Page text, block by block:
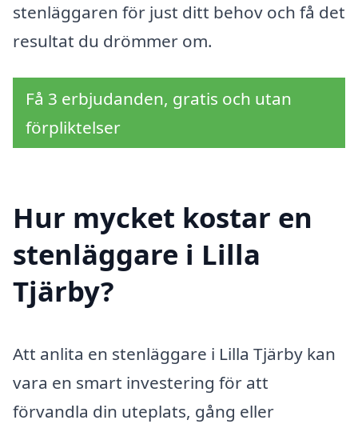
stenläggaren för just ditt behov och få det
resultat du drömmer om.
Få 3 erbjudanden, gratis och utan
förpliktelser
Hur mycket kostar en
stenläggare i Lilla
Tjärby?
Att anlita en stenläggare i Lilla Tjärby kan
vara en smart investering för att
förvandla din uteplats, gång eller